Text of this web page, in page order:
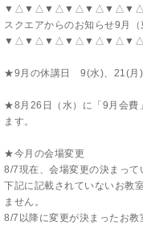
スクエアからのお知らせ9月（
★9月の休講日 9(水)、21(月
★8月26日（水）に「9月会費
ます。
★今月の会場変更
8/7現在、会場変更の決まって
下記に記載されていないお教
ません。
8/7以降に変更が決まったお